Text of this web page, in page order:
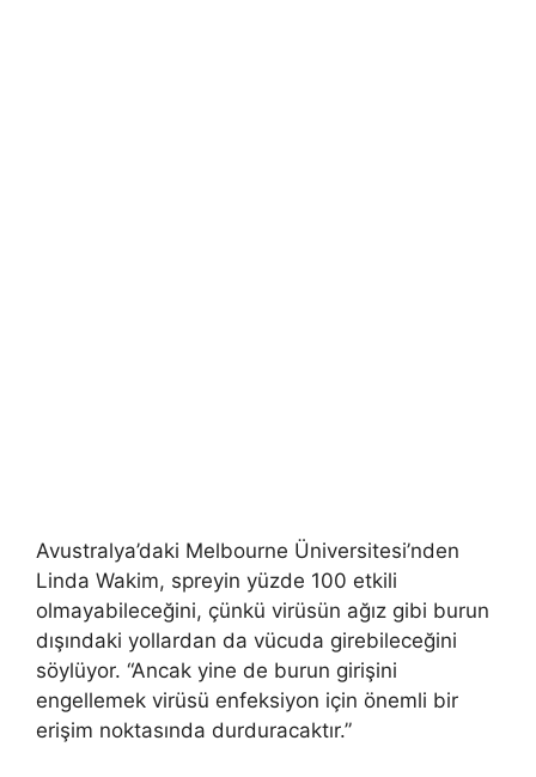
Avustralya’daki Melbourne Üniversitesi’nden
Linda Wakim, spreyin yüzde 100 etkili
olmayabileceğini, çünkü virüsün ağız gibi burun
dışındaki yollardan da vücuda girebileceğini
söylüyor. “Ancak yine de burun girişini
engellemek virüsü enfeksiyon için önemli bir
erişim noktasında durduracaktır.”